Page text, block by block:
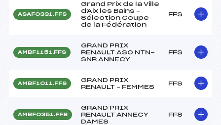
ASAF0331.FFS
Grand Prix de la Ville
d'Aix les Bains –
Sélection Coupe
de la Fédération
FFS
AMBF1151.FFS
GRAND PRIX
RENAULT ASO NTN-
SNR ANNECY
FFS
AMBF1011.FFS
GRAND PRIX
RENAULT – FEMMES
FFS
AMBF0351.FFS
GRAND PRIX
RENAULT ANNECY
DAMES
FFS